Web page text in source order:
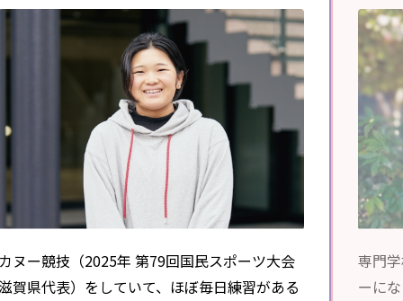
ヌー競技（2025年 第79回国民スポーツ大会
賀県代表）をしていて、ほぼ毎日練習がある
専門
ーに